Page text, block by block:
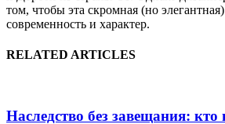
том, чтобы эта скромная (но
современность и характер.
RELATED ARTICLES
Наследство без завещания: кто